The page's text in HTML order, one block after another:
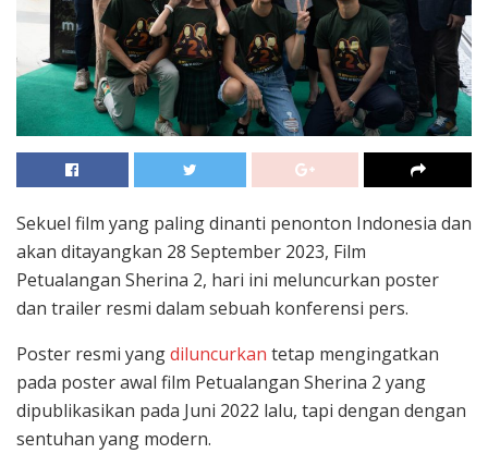
Sekuel film yang paling dinanti penonton Indonesia dan
akan ditayangkan 28 September 2023, Film
Petualangan Sherina 2, hari ini meluncurkan poster
dan trailer resmi dalam sebuah konferensi pers.
Poster resmi yangdiluncurkan tetap mengingatkan
pada poster awal film Petualangan Sherina 2 yang
dipublikasikan pada Juni 2022 lalu, tapi dengan dengan
sentuhan yang modern.